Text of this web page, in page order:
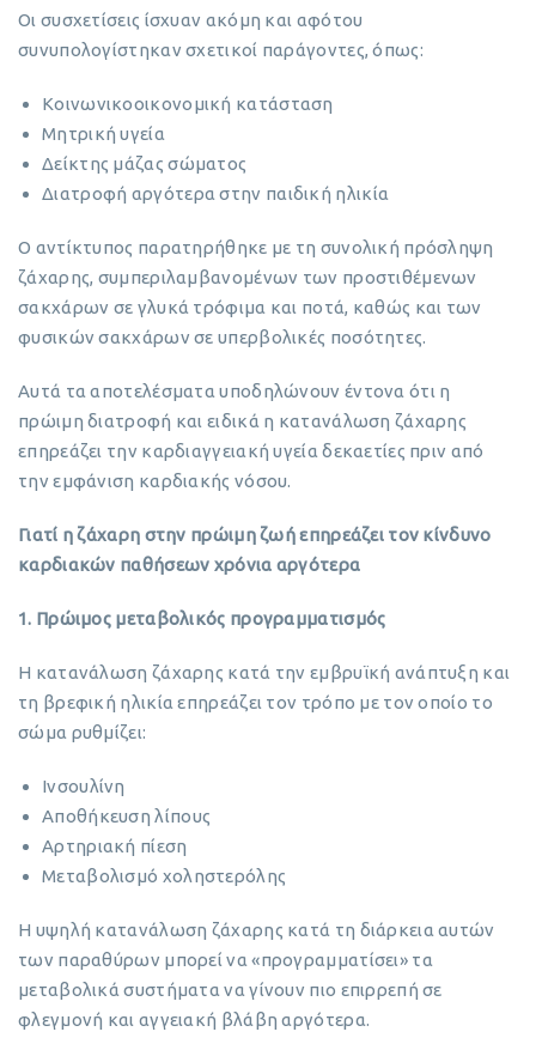
Οι συσχετίσεις ίσχυαν ακόμη και αφότου
συνυπολογίστηκαν σχετικοί παράγοντες, όπως:
Κοινωνικοοικονομική κατάσταση
Μητρική υγεία
Δείκτης μάζας σώματος
Διατροφή αργότερα στην παιδική ηλικία
Ο αντίκτυπος παρατηρήθηκε με τη συνολική πρόσληψη
ζάχαρης, συμπεριλαμβανομένων των προστιθέμενων
σακχάρων σε γλυκά τρόφιμα και ποτά, καθώς και των
φυσικών σακχάρων σε υπερβολικές ποσότητες.
Αυτά τα αποτελέσματα υποδηλώνουν έντονα ότι η
πρώιμη διατροφή και ειδικά η κατανάλωση ζάχαρης
επηρεάζει την καρδιαγγειακή υγεία δεκαετίες πριν από
την εμφάνιση καρδιακής νόσου.
Γιατί η ζάχαρη στην πρώιμη ζωή επηρεάζει τον κίνδυνο
καρδιακών παθήσεων χρόνια αργότερα
1. Πρώιμος μεταβολικός προγραμματισμός
Η κατανάλωση ζάχαρης κατά την εμβρυϊκή ανάπτυξη και
τη βρεφική ηλικία επηρεάζει τον τρόπο με τον οποίο το
σώμα ρυθμίζει:
Ινσουλίνη
Αποθήκευση λίπους
Αρτηριακή πίεση
Μεταβολισμό χοληστερόλης
Η υψηλή κατανάλωση ζάχαρης κατά τη διάρκεια αυτών
των παραθύρων μπορεί να «προγραμματίσει» τα
μεταβολικά συστήματα να γίνουν πιο επιρρεπή σε
φλεγμονή και αγγειακή βλάβη αργότερα.